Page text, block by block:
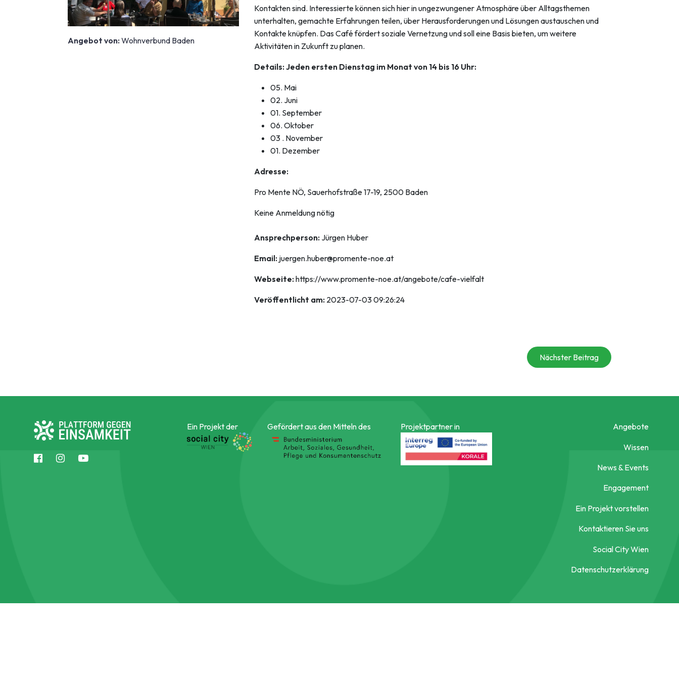
Angebot von: Wohnverbund Baden
Kontakten sind. Interessierte können sich hier in ungezwungener Atmosphäre über Alltagsthemen
unterhalten, gemachte Erfahrungen teilen, über Herausforderungen und Lösungen austauschen und
Kontakte knüpfen. Das Café fördert soziale Vernetzung und soll eine Basis bieten, um weitere
Aktivitäten in Zukunft zu planen.
Details: Jeden ersten Dienstag im Monat von 14 bis 16 Uhr:
05. Mai
02. Juni
01. September
06. Oktober
03 . November
01. Dezember
Adresse:
Pro Mente NÖ, Sauerhofstraße 17-19, 2500 Baden
Keine Anmeldung nötig
Ansprechperson: Jürgen Huber
Email: juergen.huber@promente-noe.at
Webseite:https://www.promente-noe.at/angebote/cafe-vielfalt
Veröffentlicht am: 2023-07-03 09:26:24
Nächster Beitrag
Ein Projekt der Gefördert aus den Mitteln des Projektpartner in Angebote
Wissen
News & Events
Engagement
Ein Projekt vorstellen
Kontaktieren Sie uns
Social City Wien
Datenschutzerklärung